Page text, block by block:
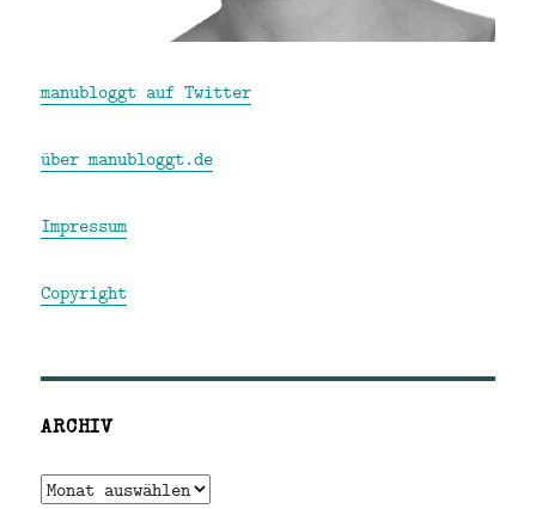
manubloggt auf Twitter
über manubloggt.de
Impressum
Copyright
ARCHIV
Archiv